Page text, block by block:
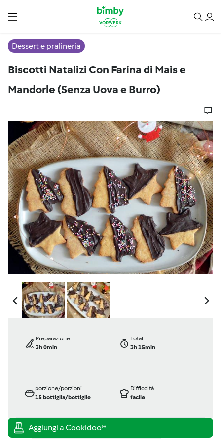
Dessert e pralineria
Biscotti Natalizi Con Farina di Mais e
Mandorle (Senza Uova e Burro)
Preparazione
3h 0min
Total
3h 15min
porzione/porzioni
15bottiglia/bottiglie
Difficoltà
facile